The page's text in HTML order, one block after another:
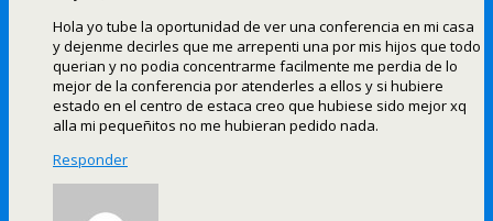
Hola yo tube la oportunidad de ver una conferencia en mi casa
y dejenme decirles que me arrepenti una por mis hijos que todo
querian y no podia concentrarme facilmente me perdia de lo
mejor de la conferencia por atenderles a ellos y si hubiere
estado en el centro de estaca creo que hubiese sido mejor xq
alla mi pequeñitos no me hubieran pedido nada.
Responder